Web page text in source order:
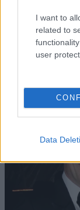
I want to
related to
user
Data
Akylas για
αξίζαμε τη
ψυχοφθόρα